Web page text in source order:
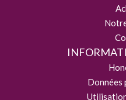
Données